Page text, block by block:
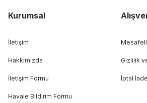
Kurumsal
İletişim
Hakkımızda
İletişim Formu
Havale Bildirim Formu
Mesafeli
Gizlilik
İptal